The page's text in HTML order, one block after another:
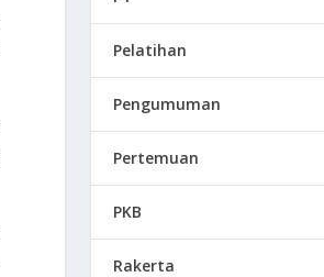
Pelatihan
Pengumuman
Pertemuan
PKB
Rakerta